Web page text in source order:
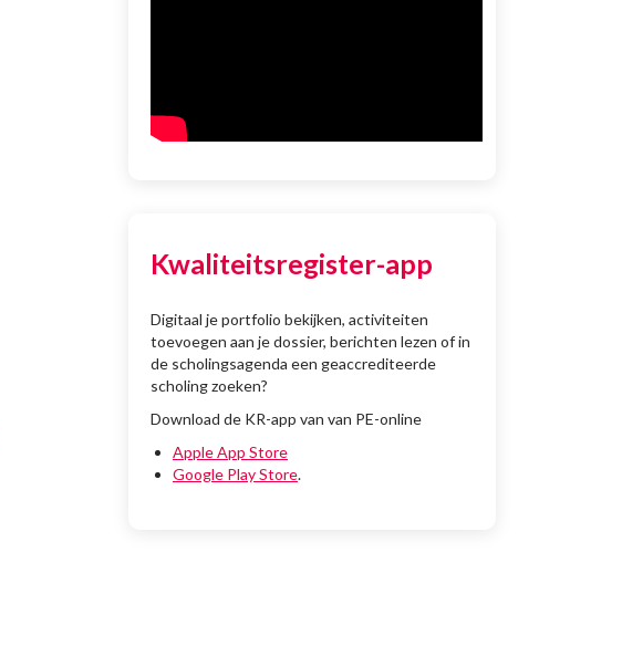
Kwaliteitsregister-app
Digitaal je portfolio bekijken, activiteiten
toevoegen aan je dossier, berichten lezen of in
de scholingsagenda een geaccrediteerde
scholing zoeken?
Download de KR-app van van PE-online
Apple App Store
Google Play Store.